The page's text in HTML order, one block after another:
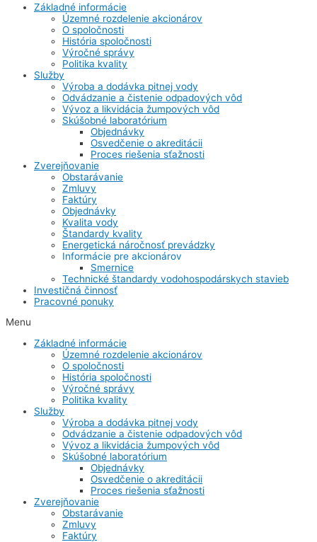
Základné informácie
Územné rozdelenie akcionárov
O spoločnosti
História spoločnosti
Výročné správy
Politika kvality
Služby
Výroba a dodávka pitnej vody
Odvádzanie a čistenie odpadových vôd
Vývoz a likvidácia žumpových vôd
Skúšobné laboratórium
Objednávky
Osvedčenie o akreditácii
Proces riešenia sťažnosti
Zverejňovanie
Obstarávanie
Zmluvy
Faktúry
Objednávky
Kvalita vody
Štandardy kvality
Energetická náročnosť prevádzky
Informácie pre akcionárov
Smernice
Technické štandardy vodohospodárskych stavieb
Investičná činnosť
Pracovné ponuky
Menu
Základné informácie
Územné rozdelenie akcionárov
O spoločnosti
História spoločnosti
Výročné správy
Politika kvality
Služby
Výroba a dodávka pitnej vody
Odvádzanie a čistenie odpadových vôd
Vývoz a likvidácia žumpových vôd
Skúšobné laboratórium
Objednávky
Osvedčenie o akreditácii
Proces riešenia sťažnosti
Zverejňovanie
Obstarávanie
Zmluvy
Faktúry